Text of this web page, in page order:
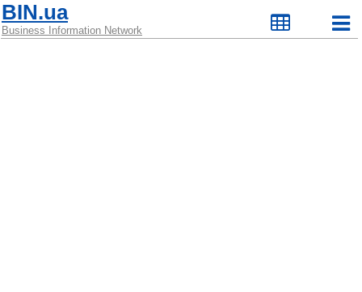
BIN.ua
Business Information Network